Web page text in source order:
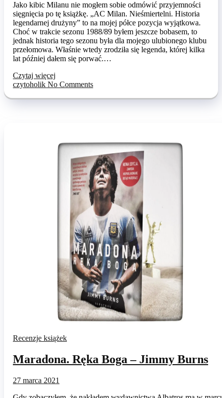
Jako kibic Milanu nie mogłem sobie odmówić przyjemności
sięgnięcia po tę książkę. „AC Milan. Nieśmiertelni. Historia
legendarnej drużyny” to na mojej półce pozycja wyjątkowa.
Choć w trakcie sezonu 1988/89 byłem jeszcze bobasem, to
jednak historia tego sezonu była dla mojego ulubionego klubu
przełomowa. Właśnie wtedy zrodziła się legenda, której kilka
lat później dałem się porwać.…
Czytaj więcej
czytoholik No Comments
Recenzje książek
Maradona. Ręka Boga – Jimmy Burns
27 marca 2021